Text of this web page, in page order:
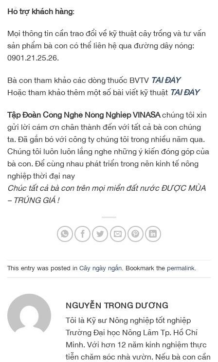
Hỗ trợ khách hàng:
Mọi thông tin cần trao đổi về kỹ thuật cây trồng và tư vấn
sản phẩm bà con có thể liên hệ qua đường dây nóng:
0901.21.25.26.
Bà con tham khảo các dòng thuốc BVTV TẠI ĐÂY
Hoặc tham khảo thêm một số bài viết kỹ thuật TẠI ĐÂY
Tập Đoàn Công Nghệ Nông Nghiệp VINASAchúng tôi xin
gửi lời cám ơn chân thành đến với tất cả bà con chúng
ta. Đã gắn bó với công ty chúng tôi trong nhiều năm qua.
Chúng tôi luôn luôn lắng nghe những ý kiến đóng góp của
bà con. Để cùng nhau phát triển trong nên kinh tế nông
nghiệp thời đại nay
Chúc tất cả bà con trên mọi miền đất nước ĐƯỢC MÙA
– TRÚNG GIÁ !
This entry was posted in Cây ngày ngắn. Bookmark the permalink.
NGUYỄN TRỌNG DƯƠNG
Tôi là Kỹ sư Nông nghiệp tốt nghiệp
Trường Đại học Nông Lâm Tp. Hồ Chí
Minh. Với hơn 12 năm kinh nghiệm thực
tiễn chăm sóc nhà vườn. Nếu bà con cần